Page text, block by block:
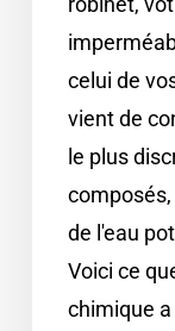
celui de
vient de
le plus
de l'eau
Voici ce
chimique